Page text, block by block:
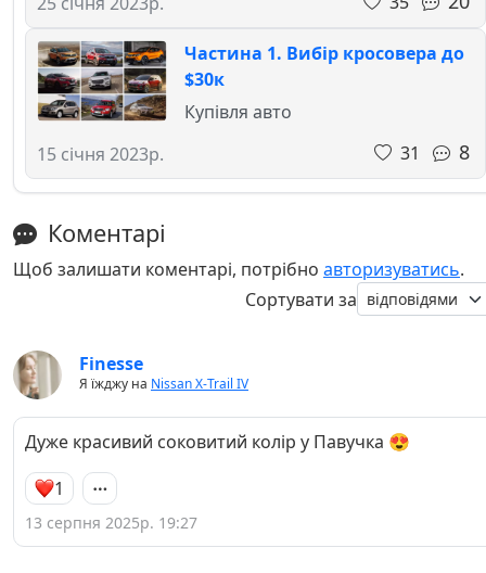
Частина 1. Вибір кросовера до
$30к
15 січня 2023р.
Купівля авто
31
8
Коментарі
Щоб залишати коментарі, потрібно авторизуватись.
Сортувати за
Finesse
Я їжджу на Nissan X-Trail IV
Дуже красивий соковитий колір у Павучка 😍
1
13 серпня 2025р. 19:27